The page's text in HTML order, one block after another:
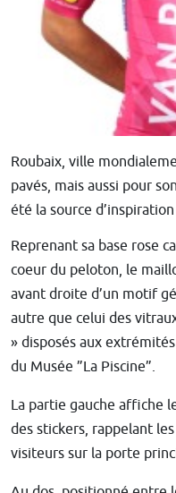
Roubaix, ville
pavés, mais aussi pour
été la source
Reprenant sa base rose
coeur du peloton, le
avant droite d’un motif
autre que celui des
» disposés aux
du Musée ”La Piscine”.
La partie gauche affiche
des stickers, rappelant
visiteurs sur la porte